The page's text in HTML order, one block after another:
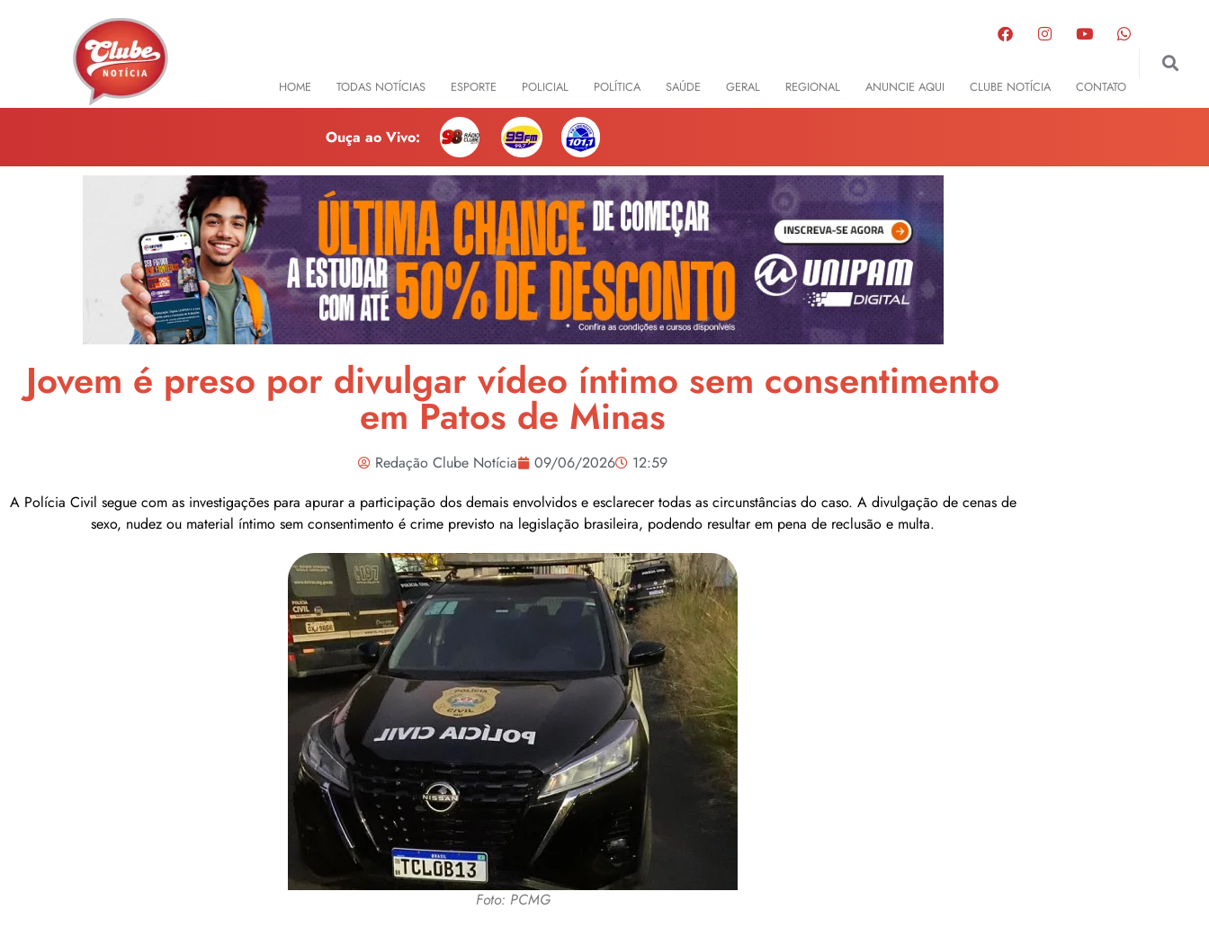
HOME TODAS NOTÍCIAS ESPORTE POLICIAL POLÍTICA SAÚDE GERAL REGIONAL ANUNCIE AQUI CLUBE NOTÍCIA CONTATO
Ouça ao Vivo:
Jovem é preso por divulgar vídeo íntimo sem consentimento
em Patos de Minas
Redação Clube Notícia 09/06/2026
12:59
A Polícia Civil segue com as investigações para apurar a participação dos demais envolvidos e esclarecer todas as circunstâncias do caso. A divulgação de cenas de
sexo, nudez ou material íntimo sem consentimento é crime previsto na legislação brasileira, podendo resultar em pena de reclusão e multa.
Foto: PCMG